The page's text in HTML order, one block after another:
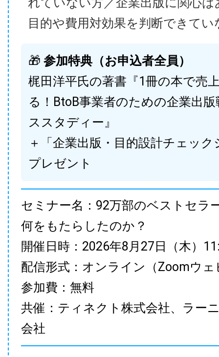
目的や費用対効果を判断できてい
🎁 参加特典（お申込者全員）
梶田洋平氏の著書『1冊の本で売
る！BtoB事業者のための企業出
ススタディー』
＋「企業出版・目的設計チェック
プレゼント
セミナー名：92万部のベストセラ
何をもたらしたのか？
開催日時：2026年8月27日（木）
配信形式：オンライン（Zoomウェ
参加費：無料
共催：ティネクト株式会社、ラー
会社